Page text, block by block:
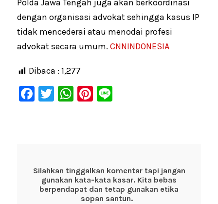
Polda Jawa Tengah juga akan berkoordinasi
dengan organisasi advokat sehingga kasus IP
tidak mencederai atau menodai profesi
advokat secara umum. CNNINDONESIA
Dibaca : 1,277
F
o
o
T
W
p
p
Pi
Silahkan tinggalkan komentar tapi jangan
gunakan kata-kata kasar. Kita bebas
berpendapat dan tetap gunakan etika
sopan santun.